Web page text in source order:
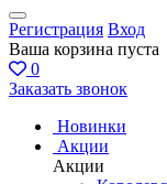
Регистрация Вход
Ваша корзина пуста
0
Заказать звонок
Новинки
Акции
Акции